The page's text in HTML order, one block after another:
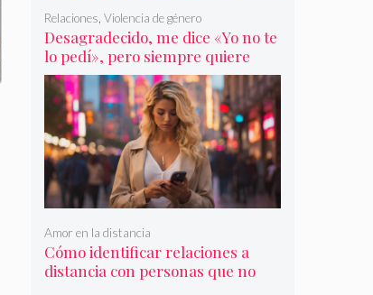
Desagradecido, me dice «Yo no te
lo pedí», pero siempre quiere
más
Relaciones Violencia de género
Cómo identificar relaciones a
distancia con personas que no
Amor en la distancia